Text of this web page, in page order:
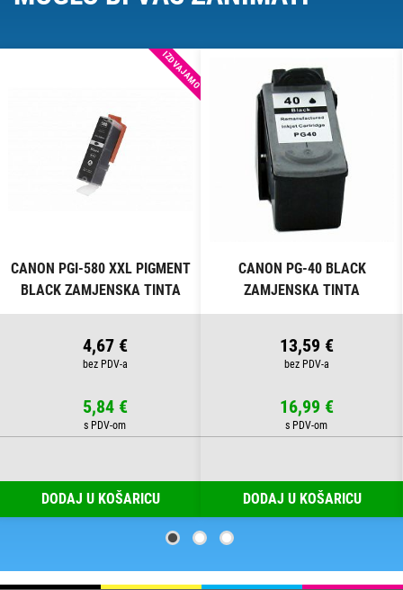
IZDVAJAMO
CANON PGI-580 XXL PIGMENT
BLACK ZAMJENSKA TINTA
4,67 €
5,84 €
DODAJ U KOŠARICU
CANON PG-40 BLACK
ZAMJENSKA TINTA
13,59 €
16,99 €
DODAJ U KOŠARICU